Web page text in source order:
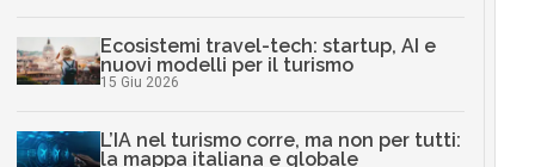
Ecosistemi travel-tech: startup, AI e
nuovi modelli per il turismo
15 Giu 2026
L’IA nel turismo corre, ma non per tutti:
la mappa italiana e globale